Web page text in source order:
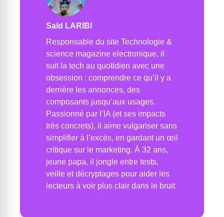
Saïd LARIBI
Responsable du site Technologie &
science magazine electronique, il
suit la tech au quotidien avec une
obsession : comprendre ce qu’il y a
derrière les annonces, des
composants jusqu’aux usages.
Passionné par l’IA (et ses impacts
très concrets), il aime vulgariser sans
simplifier à l’excès, en gardant un œil
critique sur le marketing. À 32 ans,
jeune papa, il jongle entre tests,
veille et décryptages pour aider les
lecteurs à voir plus clair dans le bruit